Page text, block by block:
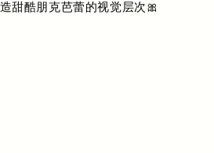
甜酷朋克芭蕾的视觉层次🎀